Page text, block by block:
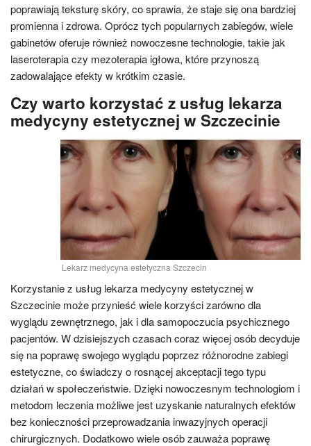
poprawiają teksturę skóry, co sprawia, że staje się ona bardziej
promienna i zdrowa. Oprócz tych popularnych zabiegów, wiele
gabinetów oferuje również nowoczesne technologie, takie jak
laseroterapia czy mezoterapia igłowa, które przynoszą
zadowalające efekty w krótkim czasie.
Czy warto korzystać z usług lekarza
medycyny estetycznej w Szczecinie
Lekarz medycyna estetyczna Szczecin
Korzystanie z usług lekarza medycyny estetycznej w
Szczecinie może przynieść wiele korzyści zarówno dla
wyglądu zewnętrznego, jak i dla samopoczucia psychicznego
pacjentów. W dzisiejszych czasach coraz więcej osób decyduje
się na poprawę swojego wyglądu poprzez różnorodne zabiegi
estetyczne, co świadczy o rosnącej akceptacji tego typu
działań w społeczeństwie. Dzięki nowoczesnym technologiom i
metodom leczenia możliwe jest uzyskanie naturalnych efektów
bez konieczności przeprowadzania inwazyjnych operacji
chirurgicznych. Dodatkowo wiele osób zauważa poprawę